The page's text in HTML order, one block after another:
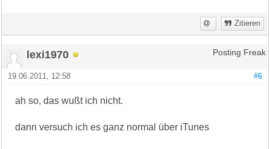
Zitieren
lexi1970 Posting Freak
#6
19.06.2011, 12:58
ah so, das wußt ich nicht.
dann versuch ich es ganz normal über iTunes